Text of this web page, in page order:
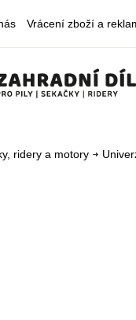
Vrácení zboží a
ridery a motory